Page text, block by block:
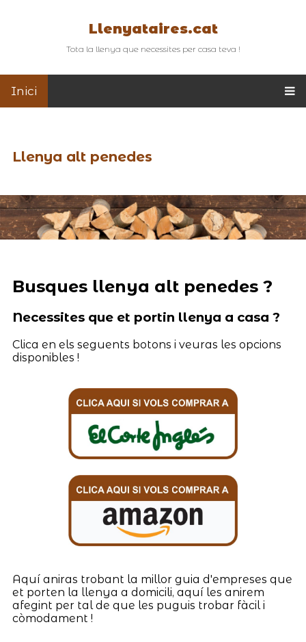
Llenyataires.cat
Tota la llenya que necessites per casa teva !
Inici
Llenya alt penedes
Busques llenya alt penedes ?
Necessites que et portin llenya a casa ?
Clica en els seguents botons i veuras les opcions
disponibles !
Aquí aniras trobant la millor guia d'empreses que
et porten la llenya a domicili, aquí les anirem
afegint per tal de que les puguis trobar fàcil i
còmodament !